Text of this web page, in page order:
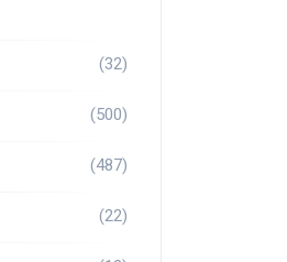
(32)
(500)
(487)
(22)